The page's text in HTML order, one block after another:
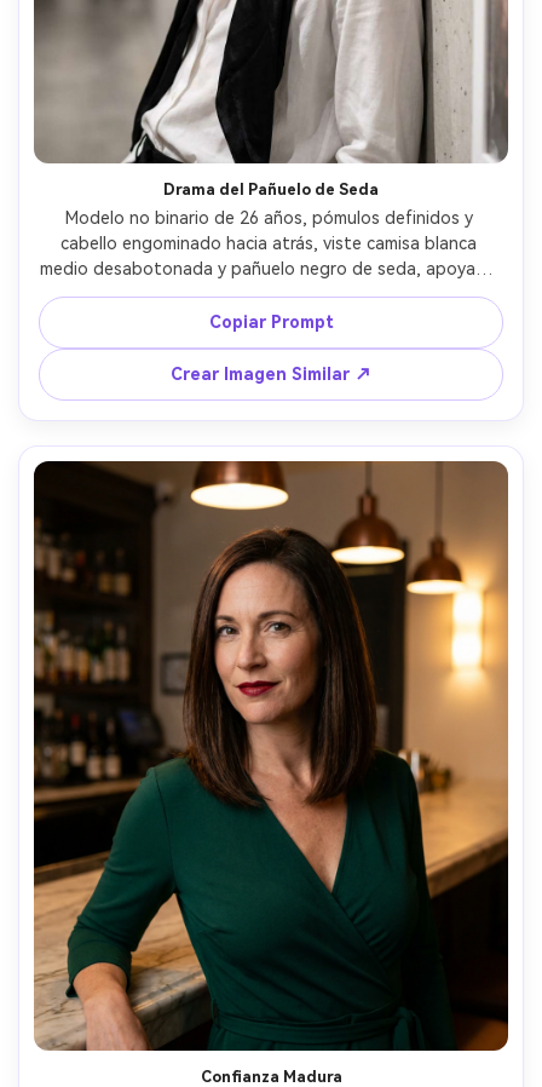
Drama del Pañuelo de Seda
Modelo no binario de 26 años, pómulos definidos y
cabello engominado hacia atrás, viste camisa blanca
medio desabotonada y pañuelo negro de seda, apoyado
contra pared de hormigón en pasillo de galería, luz
principal de estudio con caída suave de sombra, Canon R5
85mm f/1.8, encuadre de pecho hacia arriba, ambiente
elegante y provocativo, detalle fotorealista, gradación
de color limpia, alta resolución --ar 4:5
Copiar Prompt
Crear Imagen Similar ↗
Confianza Madura